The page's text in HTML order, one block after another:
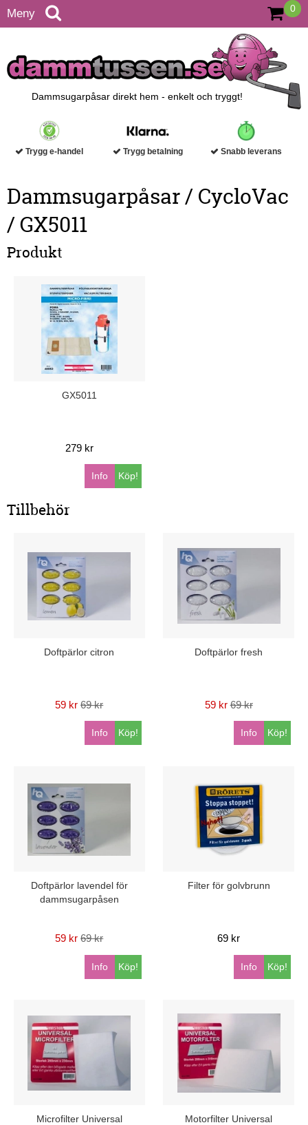
Meny 0
Dammsugarpåsar direkt hem - enkelt och tryggt!
Trygg e-handel Trygg betalning Snabb leverans
Dammsugarpåsar / CycloVac
/ GX5011
Produkt
GX5011
279 kr
Köp!
Info
Tillbehör
Doftpärlor citron
59 kr 69 kr
Köp!
Info
Doftpärlor fresh
59 kr 69 kr
Köp!
Info
Doftpärlor lavendel för
dammsugarpåsen
59 kr 69 kr
Köp!
Info
Filter för golvbrunn
69 kr
Köp!
Info
Microfilter Universal Motorfilter Universal